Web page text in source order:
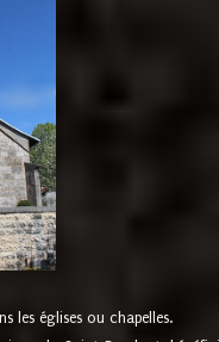
les églises ou chapelles.